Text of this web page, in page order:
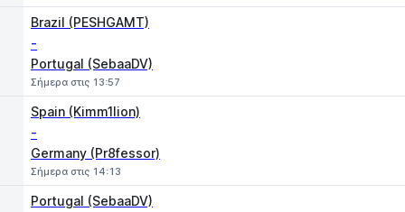
Brazil (PESHGAMT)
-
Portugal (SebaaDV)
Σήμερα στις 13:57
Spain (Kimm1lion)
-
Germany (Pr8fessor)
Σήμερα στις 14:13
Portugal (SebaaDV)